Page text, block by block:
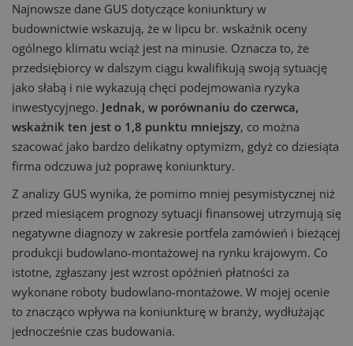
Najnowsze dane GUS dotyczące koniunktury w
budownictwie wskazują, że w lipcu br. wskaźnik oceny
ogólnego klimatu wciąż jest na minusie. Oznacza to, że
przedsiębiorcy w dalszym ciągu kwalifikują swoją sytuację
jako słabą i nie wykazują chęci podejmowania ryzyka
inwestycyjnego. Jednak, w porównaniu do czerwca,
wskaźnik ten jest o 1,8 punktu mniejszy, co można
szacować jako bardzo delikatny optymizm, gdyż co dziesiąta
firma odczuwa już poprawę koniunktury.
Z analizy GUS wynika, że pomimo mniej pesymistycznej niż
przed miesiącem prognozy sytuacji finansowej utrzymują się
negatywne diagnozy w zakresie portfela zamówień i bieżącej
produkcji budowlano-montażowej na rynku krajowym. Co
istotne, zgłaszany jest wzrost opóźnień płatności za
wykonane roboty budowlano-montażowe. W mojej ocenie
to znacząco wpływa na koniunkturę w branży, wydłużając
jednocześnie czas budowania.